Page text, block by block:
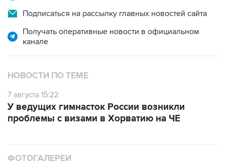
Подписаться на рассылку главных новостей сайта
Получать оперативные новости в официальном
канале
НОВОСТИ ПО ТЕМЕ
7 августа 15:22
У ведущих гимнасток России возникли
проблемы с визами в Хорватию на ЧЕ
ФОТОГАЛЕРЕИ